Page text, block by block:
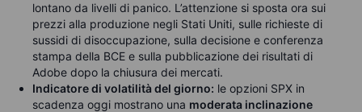
lontano da livelli di panico. L’attenzione si sposta ora sui
prezzi alla produzione negli Stati Uniti, sulle richieste di
sussidi di disoccupazione, sulla decisione e conferenza
stampa della BCE e sulla pubblicazione dei risultati di
Adobe dopo la chiusura dei mercati.
Indicatore di volatilità del giorno: le opzioni SPX in
scadenza oggi mostrano una moderata inclinazione